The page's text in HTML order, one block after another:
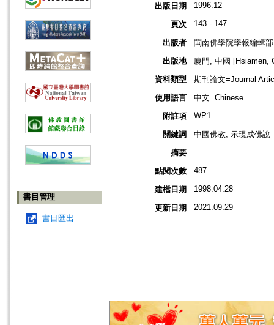
書目管理
書目匯出
出版日期 1996.12
頁次 143 - 147
出版者
閩南佛學院學報編輯部
出版地
廈門, 中國 [Hsiamen,
資料類型
期刊論文=Journal
使用語言
中文=Chinese
附註項
WP1
關鍵詞
中國佛教; 示現成佛說
摘要
點閱次數
487
建檔日期 1998.04.28
更新日期 2021.09.29